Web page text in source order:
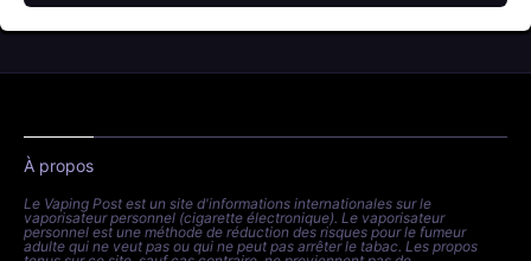
À propos
Le Vaping Post est un site d'informations internationales sur le
vaporisateur personnel (cigarette électronique). Le vaporisateur
personnel est une méthode de réduction des risques pour le fumeur
adulte qui ne veut pas ou qui ne peut pas arrêter le tabac. Les propos